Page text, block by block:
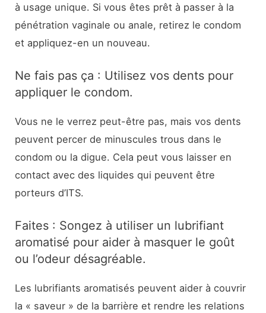
à usage unique. Si vous êtes prêt à passer à la
pénétration vaginale ou anale, retirez le condom
et appliquez-en un nouveau.
Ne fais pas ça : Utilisez vos dents pour
appliquer le condom.
Vous ne le verrez peut-être pas, mais vos dents
peuvent percer de minuscules trous dans le
condom ou la digue. Cela peut vous laisser en
contact avec des liquides qui peuvent être
porteurs d’ITS.
Faites : Songez à utiliser un lubrifiant
aromatisé pour aider à masquer le goût
ou l’odeur désagréable.
Les lubrifiants aromatisés peuvent aider à couvrir
la « saveur » de la barrière et rendre les relations